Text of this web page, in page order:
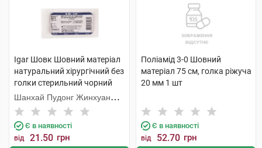
Igar Шовк Шовний матеріал
натуральний хірургічний без
голки стерильний чорний
розмір 5 USP 2 150 см 1 шт
Шанхай Пудонг Жинхуан
Медікал Продактс
Є в наявності
від 21.50 грн
Поліамід 3-0 Шовний
матеріал 75 см, голка ріжуча
20 мм 1 шт
Є в наявності
від 52.70 грн